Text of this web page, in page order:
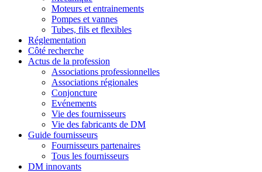
Moteurs et entrainements
Pompes et vannes
Tubes, fils et flexibles
Réglementation
Côté recherche
Actus de la profession
Associations professionnelles
Associations régionales
Conjoncture
Evénements
Vie des fournisseurs
Vie des fabricants de DM
Guide fournisseurs
Fournisseurs partenaires
Tous les fournisseurs
DM innovants